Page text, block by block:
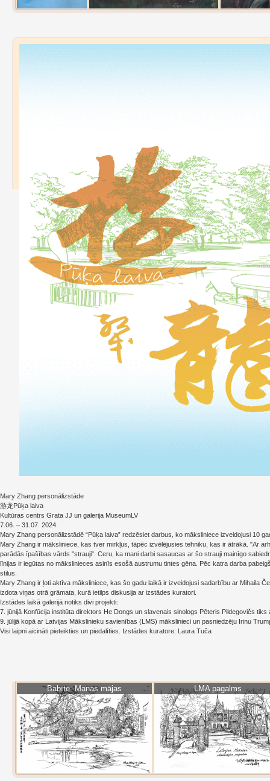
Mary Zhang personālizstāde
游龙Pūķa laiva
Kultūras centrs Grata JJ un galerija MuseumLV
7.06. – 31.07. 2024.
Mary Zhang personālizstādē “Pūķa laiva” redzēsiet darbus, ko māksliniece izveidojusi 10
Mary Zhang ir māksliniece, kas tver mirkļus, tāpēc izvēlējusies tehniku, kas ir ātrākā. "Ar
parādās īpašības vārds "strauji". Ceru, ka mani darbi sasaucas ar šo strauji mainīgo
līnijas ir iegūtas no mākslinieces asinīs esošā austrumu tintes gēna. Pēc katra darba
stilus.
Mary Zhang ir ļoti aktīva māksliniece, kas šo gadu laikā ir izveidojusi sadarbību ar Mihaila
izdota viņas otrā grāmata, kurā ietilps diskusija ar izstādes kuratori.
Izstādes laikā galerijā notiks divi projekti:
7. jūnijā Konfūcija institūta direktors He Dongs un slavenais sinologs Pēteris Pildegovičs
9. jūlijā kopā ar Latvijas Mākslinieku savienības (LMS) mākslinieci un pasniedzēju Irinu
Visi laipni aicināti pieteikties un piedalīties. Izstādes kuratore: Laura Tuča
Babīte. Manas mājas LMA pagalms